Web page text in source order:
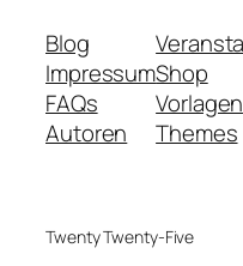
Blog
Impressum
FAQs
Autoren
Shop
Vorlagen
Themes
Twenty Twenty-Five